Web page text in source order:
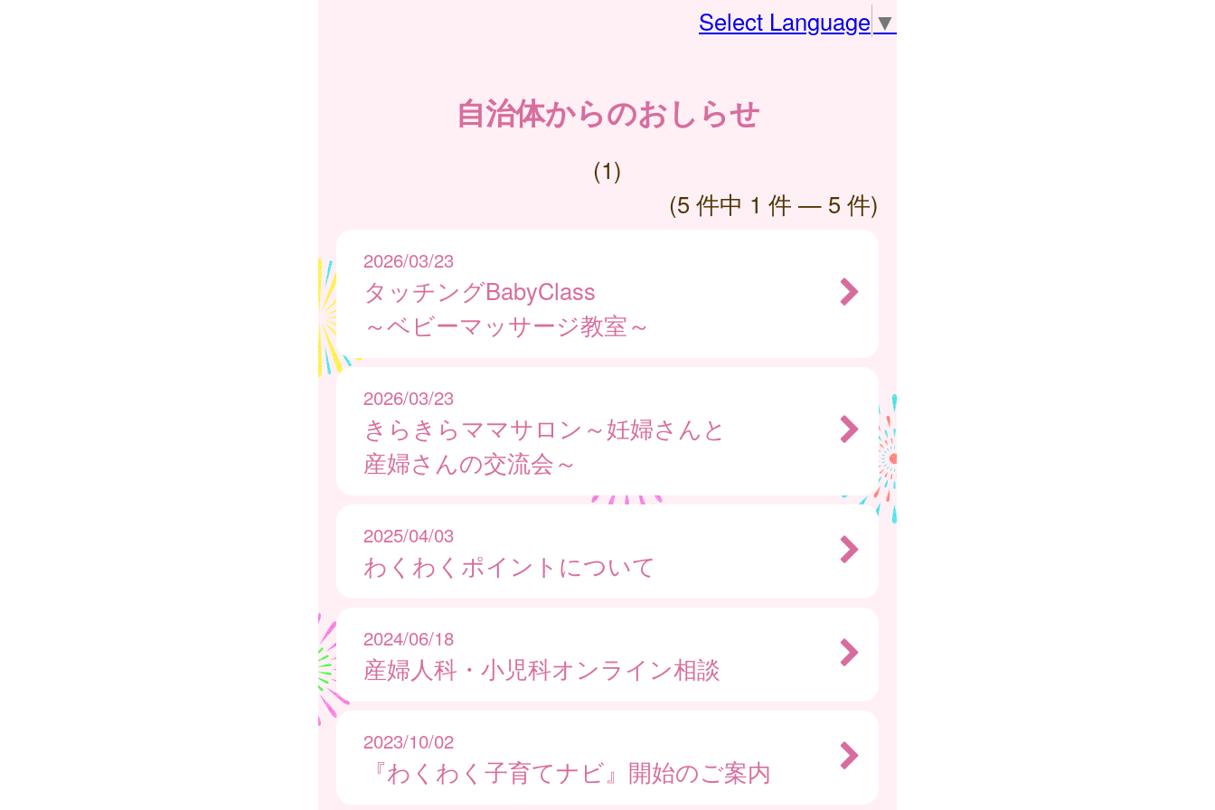
Select Language ▼
自治体からのおしらせ
(1)
(5 件中 1 件 — 5 件)
2026/03/23
タッチングBabyClass
～ベビーマッサージ教室～
2026/03/23
きらきらママサロン～妊婦さんと
産婦さんの交流会～
2025/04/03
わくわくポイントについて
2024/06/18
産婦人科・小児科オンライン相談
2023/10/02
『わくわく子育てナビ』開始のご案内